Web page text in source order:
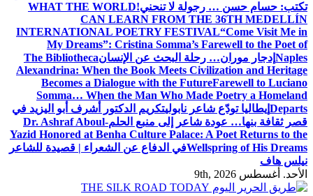
تكتب: حسام حسن … رجولة لا تنحني!WHAT THE WORLD
CAN LEARN FROM THE 36TH MEDELLÍN
INTERNATIONAL POETRY FESTIVAL“Come Visit Me in
My Dreams”: Cristina Somma’s Farewell to the Poet of
Naples إدجار موران… رحلة البحث عن الإنسانThe Bibliotheca
Alexandrina: When the Book Meets Civilization and Heritage
Becomes a Dialogue with the FutureFarewell to Luciano
Somma… When the Man Who Made Poetry a Homeland
Departs إيطاليا تودّع شاعر نابوليتكريم الدكتور أشرف أبو اليزيد في
قصر ثقافة بنها… عودة شاعر إلى منبع الحلمDr. Ashraf Aboul-
Yazid Honored at Benha Culture Palace: A Poet Returns to the
Wellspring of His Dreamsفي الدفاع عن الشعراء | قصيدة للشاعر
نيلس هاف
الأحد. أغسطس 9th, 2026